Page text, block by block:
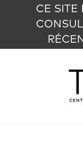
CE SITE